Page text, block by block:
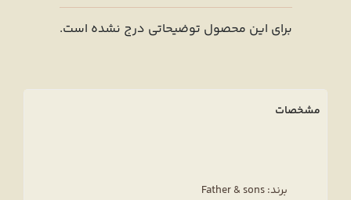
برای این محصول توضیحاتی درج نشده است.
مشخصات
برند: Father & sons